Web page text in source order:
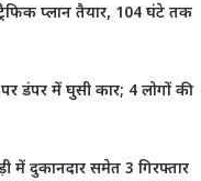
प्लान तैयार, 104 घंटे तक
डंपर में घुसी कार; 4 लोगों की
में दुकानदार समेत 3 गिरफ्तार